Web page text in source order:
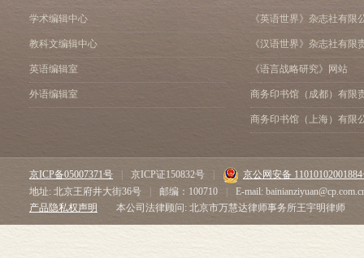
学术编辑中心
教科文编辑中心
英语编辑室
外语编辑室
《英语世界》杂志社有限
《汉语世界》杂志社有限
《语言战略研究》网站
商务印书馆（成都）有限
商务印书馆（上海）有限
京ICP备05007371号 京ICP证150832号
京公网安备
地址: 北京王府井大街36号
邮编：100710
E-mail:
产品隐私权声明
本公司法律顾问: 北京市万慧达律师事务所王宇明律师